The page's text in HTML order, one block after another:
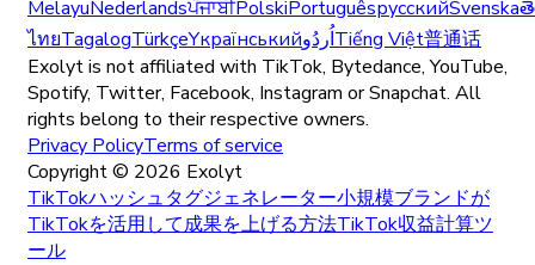
MelayuNederlandsਪੰਜਾਬੀPolskiPortuguêsрусскийSvenska
ไทยTagalogTürkçeYкраїнськийاُردُوTiếng Việt普通话
Exolyt is not affiliated with TikTok, Bytedance, YouTube,
Spotify, Twitter, Facebook, Instagram or Snapchat. All
rights belong to their respective owners.
Privacy PolicyTerms of service
Copyright © 2026 Exolyt
TikTokハッシュタグジェネレーター小規模ブランドが
TikTokを活用して成果を上げる方法TikTok収益計算ツ
ール